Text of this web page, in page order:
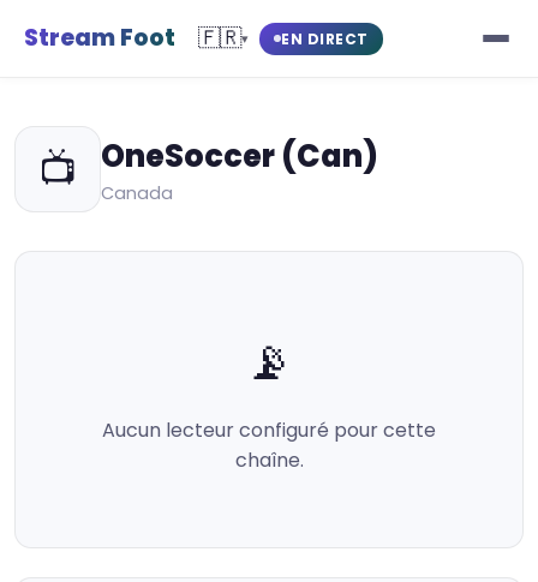
Stream Foot 🇫🇷▾ EN DIRECT
📺 OneSoccer (Can)
Canada
📡
Aucun lecteur configuré pour cette
chaîne.